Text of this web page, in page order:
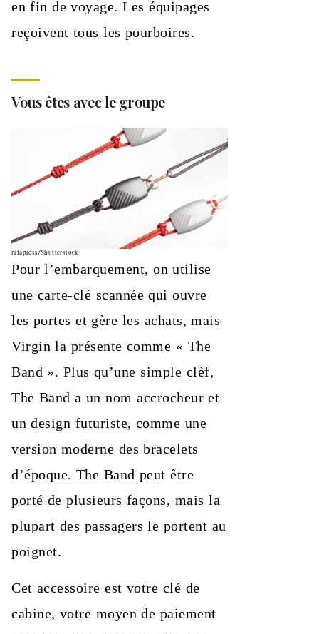
en fin de voyage. Les équipages
reçoivent tous les pourboires.
Vous êtes avec le groupe
rafapress/Shutterstock
Pour l’embarquement, on utilise
une carte-clé scannée qui ouvre
les portes et gère les achats, mais
Virgin la présente comme « The
Band ». Plus qu’une simple clèf,
The Band a un nom accrocheur et
un design futuriste, comme une
version moderne des bracelets
d’époque. The Band peut être
porté de plusieurs façons, mais la
plupart des passagers le portent au
poignet.
Cet accessoire est votre clé de
cabine, votre moyen de paiement